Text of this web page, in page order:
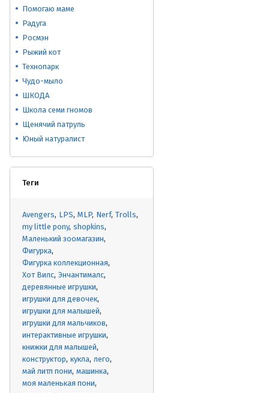
Помогаю маме
Радуга
Росмэн
Рыжий кот
Технопарк
Чудо-мыло
ШКОДА
Школа семи гномов
Щенячий патруль
Юный натуралист
Теги
Avengers LPS MLP Nerf Trolls
my little pony shopkins
Маленький зоомагазин
Фигурка
Фигурка коллекционная
Хот Вилс Энчантималс
деревянные игрушки
игрушки для девочек
игрушки для малышей
игрушки для мальчиков
интерактивные игрушки
книжки для малышей
конструктор кукла лего
май литл пони машинка
моя маленькая пони